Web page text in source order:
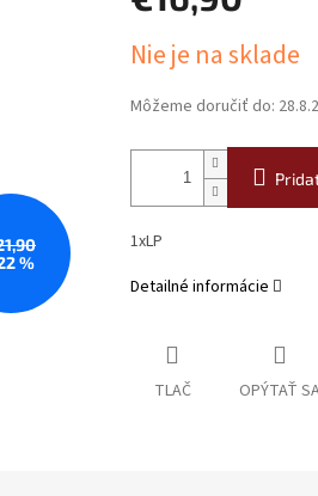
%
cena:
Nie je na sklade
Môžeme doručiť do:
1xLP
Detailné informácie
TLAČ OPÝTAŤ